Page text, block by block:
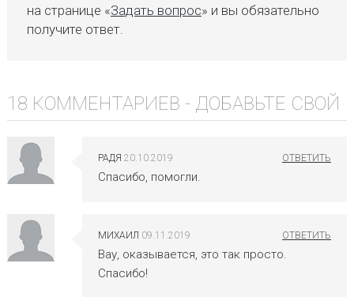
на странице «Задать вопрос» и вы обязательно
получите ответ.
18 КОММЕНТАРИЕВ - ДОБАВЬТЕ СВОЙ
РАДЯ 20.10.2019
Спасибо, помогли.
МИХАИЛ 09.11.2019
Вау, оказывается, это так просто.
Спасибо!